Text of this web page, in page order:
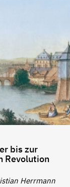
bis zur
Revolution
Herrmann